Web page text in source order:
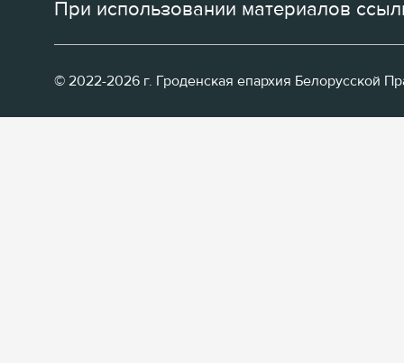
При использовании материалов
© 2022-2026 г. Гроденская епархия Белорусской